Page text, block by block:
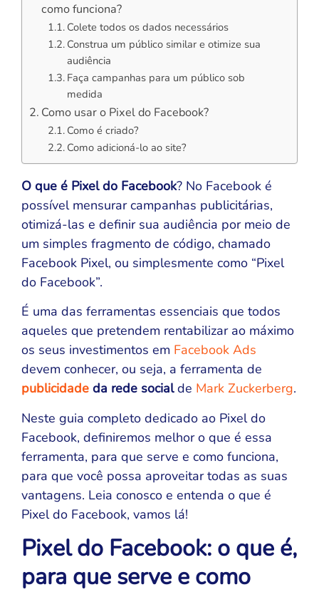
como funciona?
Colete todos os dados necessários
Construa um público similar e otimize sua
audiência
Faça campanhas para um público sob
medida
Como usar o Pixel do Facebook?
Como é criado?
Como adicioná-lo ao site?
O que é Pixel do Facebook? No Facebook é
possível mensurar campanhas publicitárias,
otimizá-las e definir sua audiência por meio de
um simples fragmento de código, chamado
Facebook Pixel, ou simplesmente como “Pixel
do Facebook”.
É uma das ferramentas essenciais que todos
aqueles que pretendem rentabilizar ao máximo
os seus investimentos em Facebook Ads
devem conhecer, ou seja, a ferramenta de
publicidade da rede socialde Mark Zuckerberg.
Neste guia completo dedicado ao Pixel do
Facebook, definiremos melhor o que é essa
ferramenta, para que serve e como funciona,
para que você possa aproveitar todas as suas
vantagens. Leia conosco e entenda o que é
Pixel do Facebook, vamos lá!
Pixel do Facebook: o que é,
para que serve e como